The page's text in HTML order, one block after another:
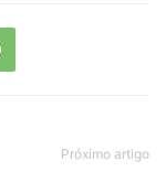
Próximo artigo